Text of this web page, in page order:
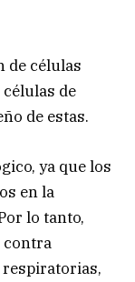
de células
de
de estas.
ya que los
en la
lo tanto,
contra